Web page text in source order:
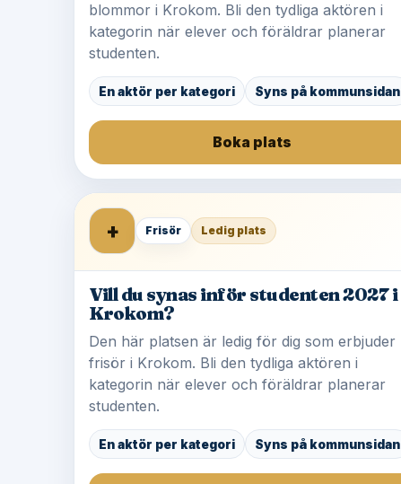
blommor i Krokom. Bli den tydliga aktören i
kategorin när elever och föräldrar planerar
studenten.
En aktör per kategori Syns på kommunsidan
Boka plats
+ Frisör Ledig plats
Vill du synas inför studenten 2027 i
Krokom?
Den här platsen är ledig för dig som erbjuder
frisör i Krokom. Bli den tydliga aktören i
kategorin när elever och föräldrar planerar
studenten.
En aktör per kategori Syns på kommunsidan